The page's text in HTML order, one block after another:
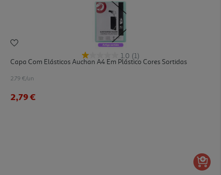
1.0 (1)
Capa Com Elásticos Auchan A4 Em Plástico Cores Sortidas
2.79 €/un
2,79 €